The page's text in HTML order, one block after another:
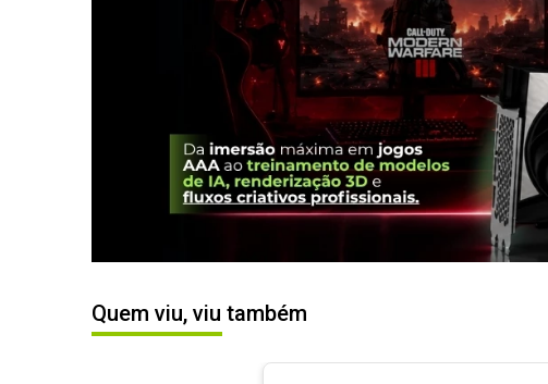
Quem viu, viu também